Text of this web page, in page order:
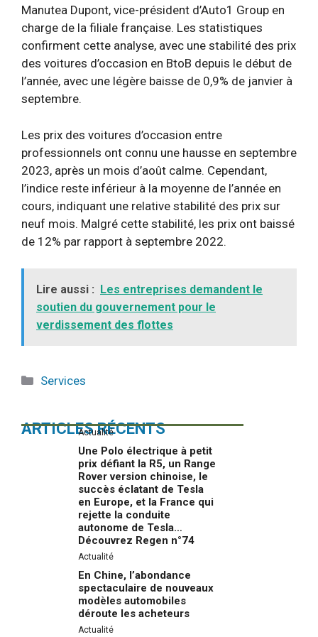
Manutea Dupont, vice-président d’Auto1 Group en
charge de la filiale française. Les statistiques
confirment cette analyse, avec une stabilité des prix
des voitures d’occasion en BtoB depuis le début de
l’année, avec une légère baisse de 0,9% de janvier à
septembre.
Les prix des voitures d’occasion entre
professionnels ont connu une hausse en septembre
2023, après un mois d’août calme. Cependant,
l’indice reste inférieur à la moyenne de l’année en
cours, indiquant une relative stabilité des prix sur
neuf mois. Malgré cette stabilité, les prix ont baissé
de 12% par rapport à septembre 2022.
Lire aussi : Les entreprises demandent le
soutien du gouvernement pour le
verdissement des flottes
Catégories
Services
ARTICLES RÉCENTS
Actualité
Une Polo électrique à petit
prix défiant la R5, un Range
Rover version chinoise, le
succès éclatant de Tesla
en Europe, et la France qui
rejette la conduite
autonome de Tesla…
Découvrez Regen n°74
Actualité
En Chine, l’abondance
spectaculaire de nouveaux
modèles automobiles
déroute les acheteurs
Actualité